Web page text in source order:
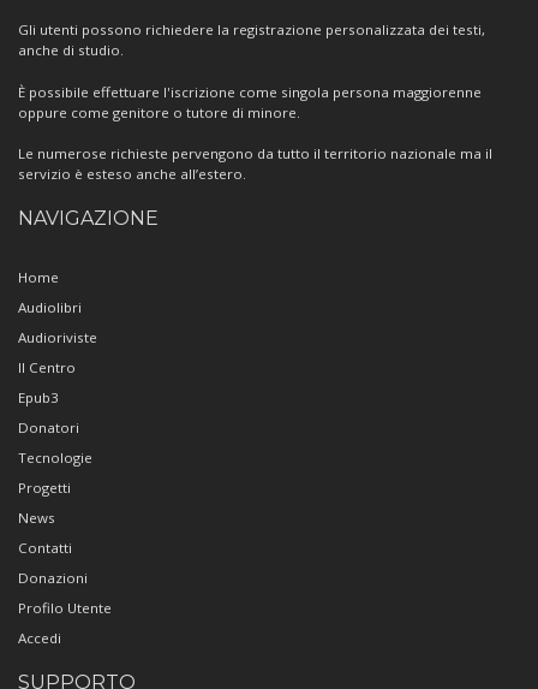
Gli utenti possono richiedere la registrazione personalizzata dei testi,
anche di studio.
È possibile effettuare l'iscrizione come singola persona maggiorenne
oppure come genitore o tutore di minore.
Le numerose richieste pervengono da tutto il territorio nazionale ma il
servizio è esteso anche all’estero.
NAVIGAZIONE
Home
Audiolibri
Audioriviste
Il Centro
Epub3
Donatori
Tecnologie
Progetti
News
Contatti
Donazioni
Profilo Utente
Accedi
SUPPORTO